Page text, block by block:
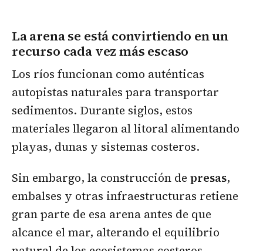
La arena se está convirtiendo en un
recurso cada vez más escaso
Los ríos funcionan como auténticas
autopistas naturales para transportar
sedimentos. Durante siglos, estos
materiales llegaron al litoral alimentando
playas, dunas y sistemas costeros.
Sin embargo, la construcción de presas,
embalses y otras infraestructuras retiene
gran parte de esa arena antes de que
alcance el mar, alterando el equilibrio